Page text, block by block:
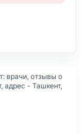
врачи, отзывы о
адрес - Ташкент,